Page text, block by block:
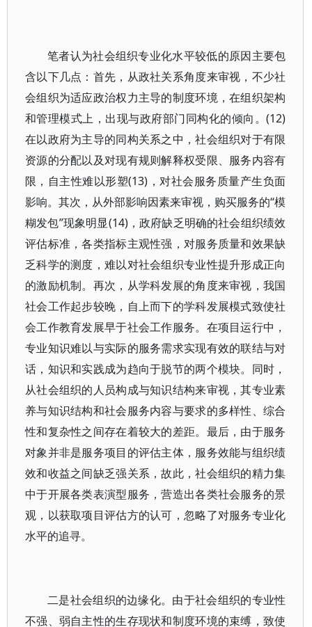
笔者认为社会组织专业化水平较低的原因主要包
含以下几点：首先，从政社关系角度来审视，不少社
会组织为适应政治权力主导的制度环境，在组织架构
和管理模式上，出现与政府部门同构化的倾向。(12)
在以政府为主导的同构关系之中，社会组织对于有限
资源的分配以及对现有规则解释权受限、服务内容有
限，自主性难以形塑(13)，对社会服务质量产生负面
影响。其次，从外部影响因素来审视，购买服务的“模
糊发包”现象明显(14)，政府缺乏明确的社会组织绩效
评估标准，各类指标主观性强，对服务质量和效果缺
乏科学的测度，难以对社会组织专业性提升形成正向
的激励机制。再次，从学科发展的角度来审视，我国
社会工作起步较晚，自上而下的学科发展模式致使社
会工作教育发展早于社会工作服务。在项目运行中，
专业知识难以与实际的服务需求实现有效的联结与对
话，知识和实践成为趋向于脱节的两个模块。同时，
从社会组织的人员构成与知识结构来审视，其专业素
养与知识结构和社会服务内容与要求的多样性、综合
性和复杂性之间存在着较大的差距。最后，由于服务
对象并非是服务项目的评估主体，服务效能与组织绩
效和收益之间缺乏强关系，故此，社会组织的精力集
中于开展各类表演型服务，营造出各类社会服务的景
观，以获取项目评估方的认可，忽略了对服务专业化
水平的追寻。
二是社会组织的边缘化。由于社会组织的专业性
不强、弱自主性的生存现状和制度环境的束缚，致使